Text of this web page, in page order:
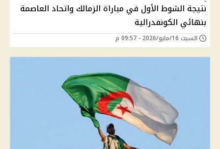
نتيجة الشوط الأول في مباراة الزمالك واتحاد العاصمة
بنهائي الكونفدرالية
السبت 16/مايو/2026 - 09:57 م